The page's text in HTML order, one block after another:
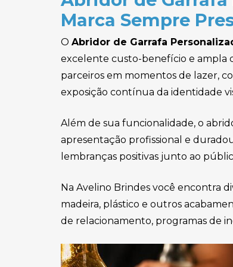
Brindes para Copa
Brindes para Cozinha
Brindes para Escritório
Brindes Para Pet Shop
Cachecol Personalizado
Cadeira de Praia
Cadernos Personalizados
Caixa de Som Personalizada
Marca Sempre
O Abridor de Garrafa
excelente custo-benefício e ampla
parceiros em momentos de lazer,
exposição contínua da identidade
Além de sua funcionalidade, o
apresentação profissional e
lembranças positivas junto ao
Na Avelino Brindes você encontra
madeira, plástico e outros
de relacionamento, programas de